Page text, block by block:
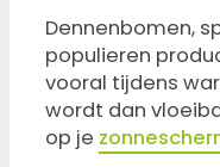
Dennenbomen,
populieren
vooral tijdens
wordt dan
op je